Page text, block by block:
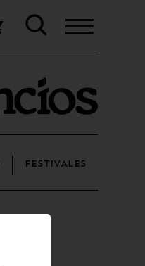
FESTIVALES